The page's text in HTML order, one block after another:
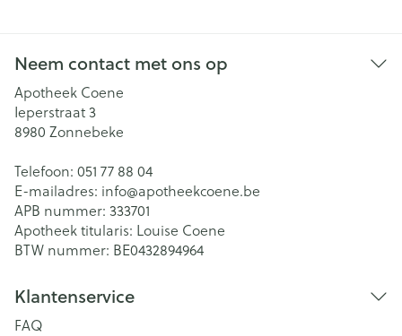
Neem contact met ons op
Apotheek Coene
Ieperstraat 3
8980 Zonnebeke
Telefoon: 051 77 88 04
E-mailadres: info@apotheekcoene.be
APB nummer: 333701
Apotheek titularis: Louise Coene
BTW nummer: BE0432894964
Klantenservice
FAQ